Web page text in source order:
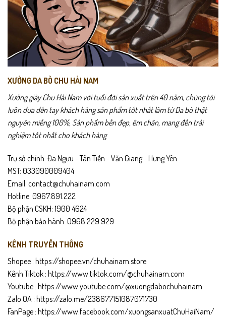
XƯỞNG DA BÒ CHU HẢI NAM
Xưởng giày Chu Hải Nam với tuổi đời sản xuất trên 40 năm, chúng tôi
luôn đưa đến tay khách hàng sản phẩm tốt nhất làm từ Da bò thật
nguyên miếng 100%, Sản phẩm bền đẹp, êm chân, mang đến trải
nghiệm tốt nhất cho khách hàng
Trụ sở chính: Đa Ngưu - Tân Tiến - Văn Giang - Hưng Yên
MST: 033090009404
Email: contact@chuhainam.com
Hotline: 0967.891.222
Bộ phận CSKH: 1900 4624
Bộ phận bảo hành: 0968.229.929
KÊNH TRUYỀN THÔNG
Shopee : https://shopee.vn/chuhainam.store
Kênh Tiktok : https://www.tiktok.com/@chuhainam.com
Youtube : https://www.youtube.com/@xuongdabochuhainam
Zalo OA : https://zalo.me/238677151087071730
FanPage : https://www.facebook.com/xuongsanxuatChuHaiNam/